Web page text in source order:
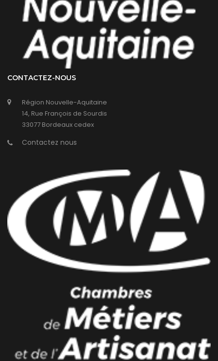
CONTACTEZ-NOUS
Région Nouvelle-Aquitaine
14, Rue François de Sourdis
33077 Bordeaux cedex
Contactez nous